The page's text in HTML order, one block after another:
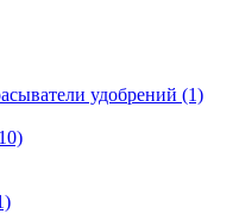
удобрений (1)